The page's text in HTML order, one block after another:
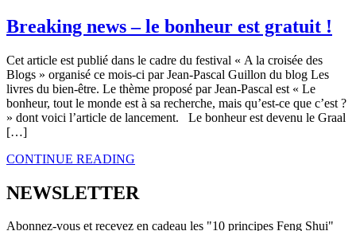
Breaking news – le bonheur est gratuit !
Cet article est publié dans le cadre du festival « A la croisée des
Blogs » organisé ce mois-ci par Jean-Pascal Guillon du blog Les
livres du bien-être. Le thème proposé par Jean-Pascal est « Le
bonheur, tout le monde est à sa recherche, mais qu’est-ce que c’est ?
» dont voici l’article de lancement. Le bonheur est devenu le Graal
[…]
CONTINUE READING
NEWSLETTER
Abonnez-vous et recevez en cadeau les "10 principes Feng Shui"